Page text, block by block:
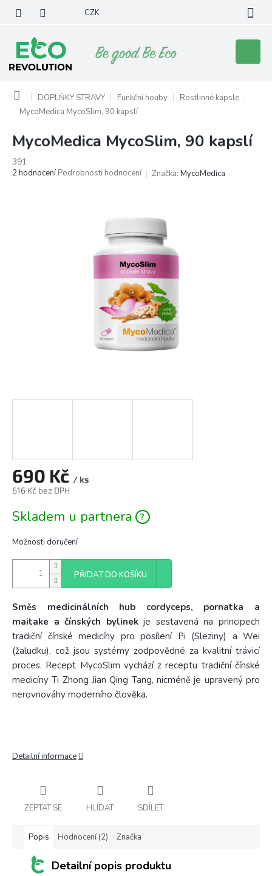
obsah
CZK
košík
Domů DOPLŇKY STRAVY Funkční houby
Rostlinné kapsle
MycoMedica MycoSlim, 90 kapslí
MycoMedica MycoSlim, 90 kapslí
391
Průměrné
2 hodnocení Podrobnosti hodnocení Značka: MycoMedica
690 Kč / ks
616 Kč bez DPH
cena:
Skladem u partnera
Možnosti doručení
PŘIDAT DO KOŠÍKU
Směs medicinálních hub cordyceps, pornatka a
maitake a čínských bylinekje sestavená na principech
tradiční čínské medicíny pro posílení Pi (Sleziny) a Wei
(žaludku), což jsou systémy zodpovědné za kvalitní trávicí
proces. Recept MycoSlim vychází z receptu tradiční čínské
medicíny Ti Zhong Jian Qing Tang, nicméně je upravený pro
nerovnováhy moderního člověka.
Detailní informace
ZEPTAT SE HLÍDAT SDÍLET
Popis Hodnocení (2) Značka
Detailní popis produktu